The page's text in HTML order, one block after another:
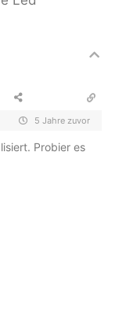
5 Jahre zuvor
Probier es